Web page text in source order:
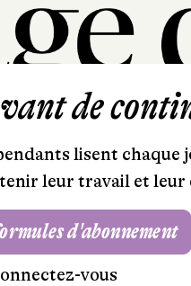
RGPD
de
lisent
leur travail et
d'abonnement
vous